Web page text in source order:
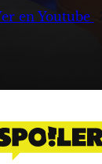
en Youtube